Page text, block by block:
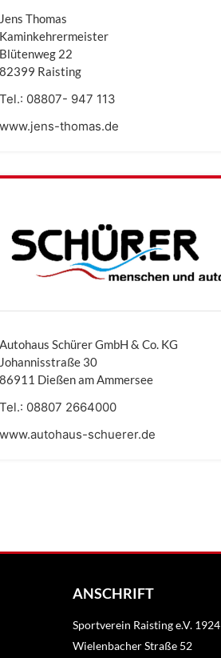
Jens Thomas
Kaminkehrermeister
Blütenweg 22
82399 Raisting
Tel.: 08807- 947 113
www.jens-thomas.de
Autohaus Schürer GmbH & Co. KG
Johannisstraße 30
86911 Dießen am Ammersee
Tel.: 08807 2664000
www.autohaus-schuerer.de
ANSCHRIFT
Sportverein Raisting e.V. 1924
Wielenbacher Straße 52